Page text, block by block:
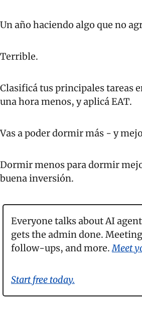
Un año haciendo algo que no
Terrible.
Clasificá tus principales tareas
una hora menos, y aplicá EAT.
Vas a poder dormir más - y
Dormir menos para dormir
buena inversión.
Everyone talks about AI
gets the admin done.
follow-ups, and more. Meet
Start free today.